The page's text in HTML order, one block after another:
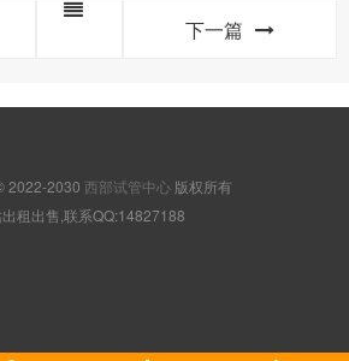
下一篇
2022-2030 西部试管中心 版权所有
租出售,联系QQ:14827188